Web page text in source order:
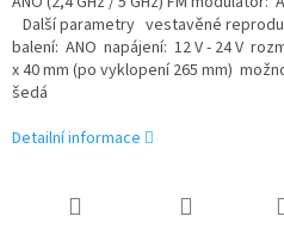
Další parametry vestavěné
balení: ANO napájení: 12 V - 24 V
x 40 mm (po vyklopení 265 mm)
šedá
Detailní informace